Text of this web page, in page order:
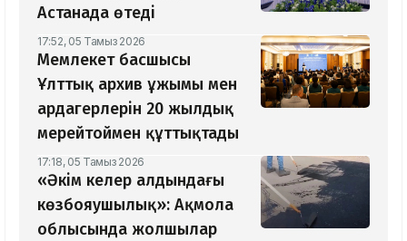
Астанада өтеді
17:52, 05 Тамыз 2026
Мемлекет басшысы
Ұлттық архив ұжымы мен
ардагерлерін 20 жылдық
мерейтоймен құттықтады
17:18, 05 Тамыз 2026
«Әкім келер алдындағы
көзбояушылық»: Ақмола
облысында жолшылар